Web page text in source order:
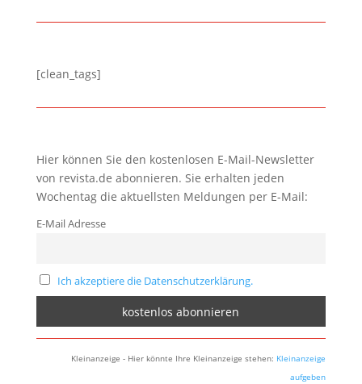
[clean_tags]
Hier können Sie den kostenlosen E-Mail-Newsletter
von revista.de abonnieren. Sie erhalten jeden
Wochentag die aktuellsten Meldungen per E-Mail:
E-Mail Adresse
Ich akzeptiere die Datenschutzerklärung.
Kleinanzeige - Hier könnte Ihre Kleinanzeige stehen: Kleinanzeige
aufgeben